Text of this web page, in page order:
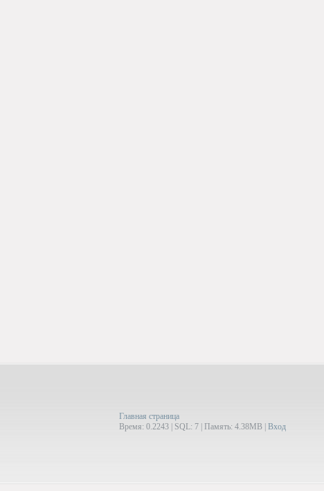
Главная страница
Время: 0.2243 | SQL: 7 | Память: 4.38MB Вход